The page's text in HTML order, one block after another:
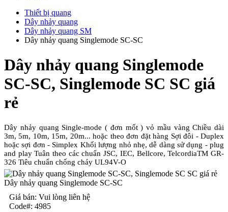
Thiết bị quang
Dây nhảy quang
Dây nhảy quang SM
Dây nhảy quang Singlemode SC-SC
Dây nhảy quang Singlemode
SC-SC, Singlemode SC SC giá
rẻ
Dây nhảy quang Single-mode ( đơn mốt ) vỏ mầu vàng Chiều dài
3m, 5m, 10m, 15m, 20m... hoặc theo đơn đặt hàng Sợi đôi - Duplex
hoặc sợi đơn - Simplex Khối lượng nhỏ nhẹ, dễ dàng sử dụng - plug
and play Tuân theo các chuẩn JSC, IEC, Bellcore, TelcordiaTM GR-
326 Tiêu chuẩn chống cháy UL94V-O
Dây nhảy quang Singlemode SC-SC
Giá bán: Vui lòng liên hệ
Code#: 4985